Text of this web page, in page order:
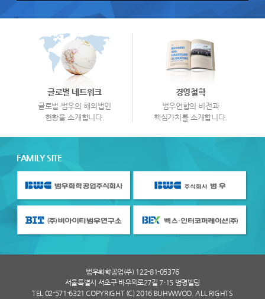
글로벌 네트워크
글로벌 범우의 해외법인
현황을 소개합니다.
경영철학
범우연합의 비전과
핵심가치를 소개합니다.
FAMILY SITE
범우화학공업(주) 122-81-05376
서울특별시 서초구 바우뫼로27길 7-15 범명빌딩
TEL 02-571-6321 COPYRIGHT (C) 2016 BUHWWOO. ALL RIGHTS